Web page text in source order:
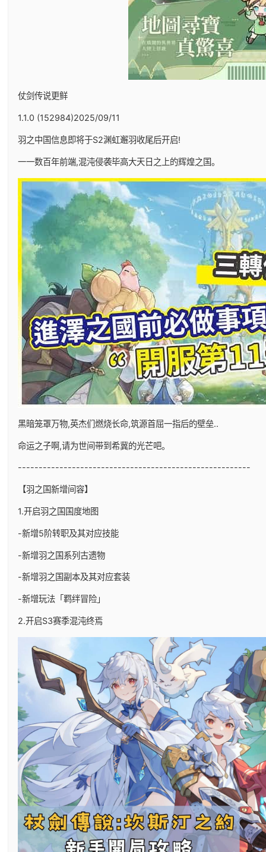
仗剑传说更鲜
1.1.0 (152984)2025/09/11
羽之中国信息即将于S2渊虹邂羽收尾后开启!
一一数百年前端,混沌侵袭毕高大天日之上的辉煌之国。
黑暗笼罩万物,英杰们燃烧长命,筑源首屈一指后的壁垒..
命运之子啊,请为世间带到希冀的光芒吧。
--------------------------------------------------------
【羽之国新增间容】
1.开启羽之国国度地图
-新增5阶转职及其对应技能
-新增羽之国系列古遗物
-新增羽之国副本及其对应套装
-新增玩法「羁绊冒险」
2.开启S3赛季混沌终焉